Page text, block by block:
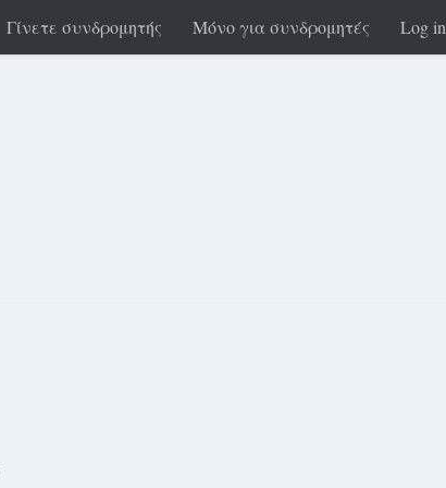
Γίνετε συνδρομητής Μόνο για συνδρομητές Log in